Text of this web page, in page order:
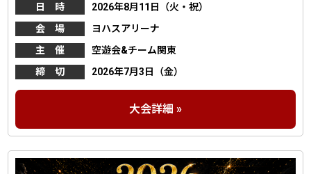
日 時
2026年8月11日（火・祝）
会 場
ヨハスアリーナ
主 催
空遊会&チーム関東
締 切
2026年7月3日（金）
大会詳細 »